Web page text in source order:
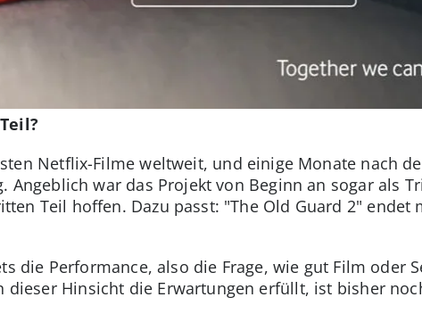
Netflix-Filme weltweit, und einige Monate nach
Angeblich war das Projekt von Beginn an sogar als
Teil hoffen. Dazu passt: "The Old Guard 2" endet
die Performance, also die Frage, wie gut Film oder
dieser Hinsicht die Erwartungen erfüllt, ist bisher